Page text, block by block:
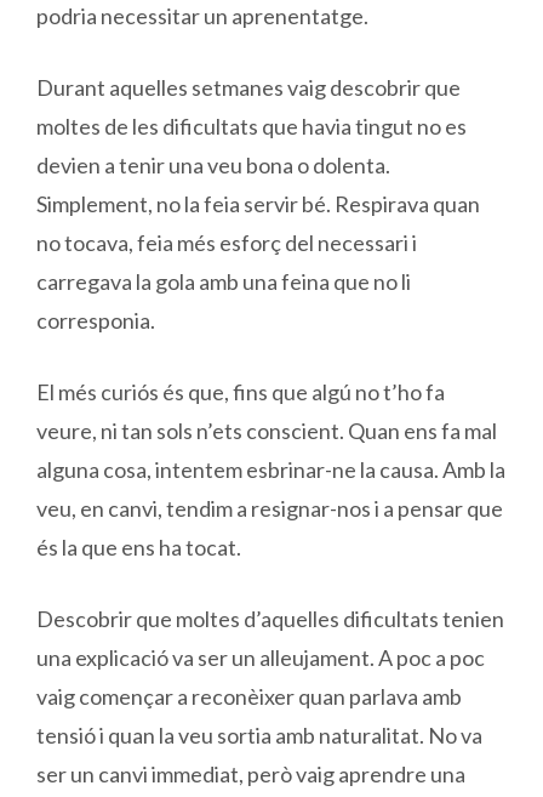
podria necessitar un aprenentatge.
Durant aquelles setmanes vaig descobrir que
moltes de les dificultats que havia tingut no es
devien a tenir una veu bona o dolenta.
Simplement, no la feia servir bé. Respirava quan
no tocava, feia més esforç del necessari i
carregava la gola amb una feina que no li
corresponia.
El més curiós és que, fins que algú no t’ho fa
veure, ni tan sols n’ets conscient. Quan ens fa mal
alguna cosa, intentem esbrinar-ne la causa. Amb la
veu, en canvi, tendim a resignar-nos i a pensar que
és la que ens ha tocat.
Descobrir que moltes d’aquelles dificultats tenien
una explicació va ser un alleujament. A poc a poc
vaig començar a reconèixer quan parlava amb
tensió i quan la veu sortia amb naturalitat. No va
ser un canvi immediat, però vaig aprendre una